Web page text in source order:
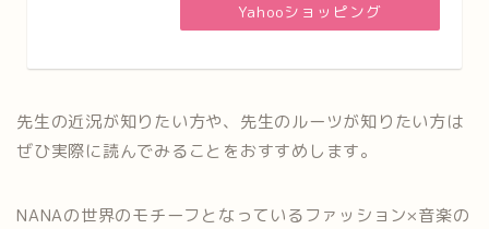
Yahooショッピング
先生の近況が知りたい方や、先生のルーツが知りたい方は
ぜひ実際に読んでみることをおすすめします。
NANAの世界のモチーフとなっているファッション×音楽の